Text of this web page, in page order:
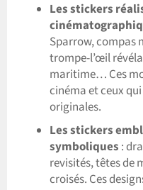
Les stickers
Sparrow, compas
trompe-l’œil
maritime… Ces
cinéma et ceux
originales.
Les stickers
symboliques :
revisités, têtes de
croisés. Ces